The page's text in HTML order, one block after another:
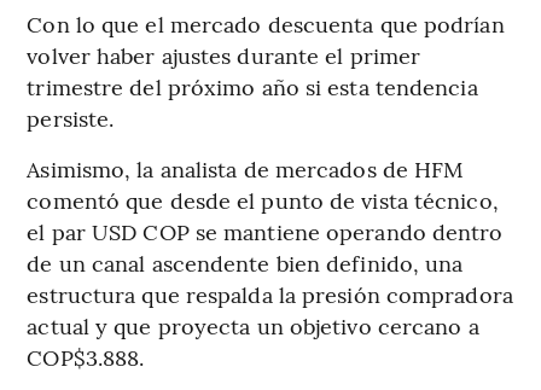
Con lo que el mercado descuenta que podrían
volver haber ajustes durante el primer
trimestre del próximo año si esta tendencia
persiste.
Asimismo, la analista de mercados de HFM
comentó que desde el punto de vista técnico,
el par USD COP se mantiene operando dentro
de un canal ascendente bien definido, una
estructura que respalda la presión compradora
actual y que proyecta un objetivo cercano a
COP$3.888.